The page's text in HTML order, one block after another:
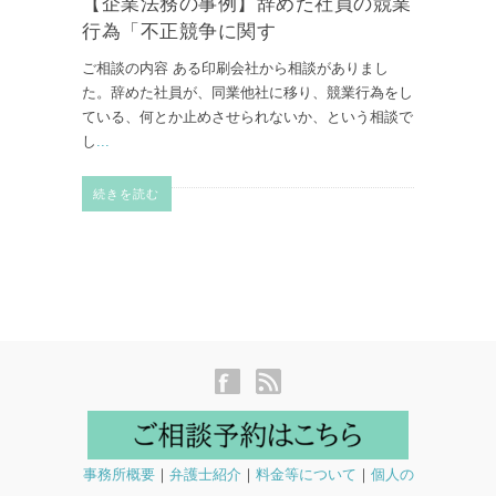
行為「不正競争に関す
ご相談の内容 ある印刷会社から相談がありまし
た。辞めた社員が、同業他社に移り、競業行為をし
ている、何とか止めさせられないか、という相談で
し ...
続きを読む
事務所概要｜ 弁護士紹介 ｜ 料金等について ｜ 個人の